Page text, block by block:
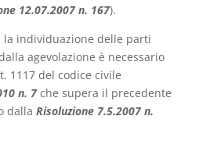
12.07.2007 n. 167).
la individuazione delle parti
agevolazione è necessario
1117 del codice civile
n. 7che supera il precedente
dalla Risoluzione 7.5.2007 n.